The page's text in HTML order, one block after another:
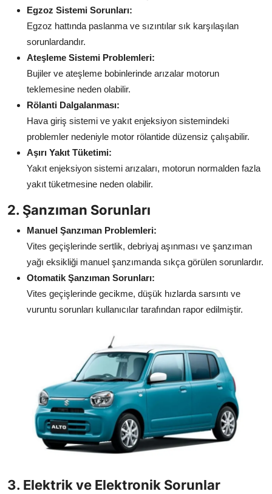
Egzoz Sistemi Sorunları:
Egzoz hattında paslanma ve sızıntılar sık karşılaşılan
sorunlardandır.
Ateşleme Sistemi Problemleri:
Bujiler ve ateşleme bobinlerinde arızalar motorun
teklemesine neden olabilir.
Rölanti Dalgalanması:
Hava giriş sistemi ve yakıt enjeksiyon sistemindeki
problemler nedeniyle motor rölantide düzensiz çalışabilir.
Aşırı Yakıt Tüketimi:
Yakıt enjeksiyon sistemi arızaları, motorun normalden fazla
yakıt tüketmesine neden olabilir.
2. Şanzıman Sorunları
Manuel Şanzıman Problemleri:
Vites geçişlerinde sertlik, debriyaj aşınması ve şanzıman
yağı eksikliği manuel şanzımanda sıkça görülen sorunlardır.
Otomatik Şanzıman Sorunları:
Vites geçişlerinde gecikme, düşük hızlarda sarsıntı ve
vuruntu sorunları kullanıcılar tarafından rapor edilmiştir.
3. Elektrik ve Elektronik Sorunlar